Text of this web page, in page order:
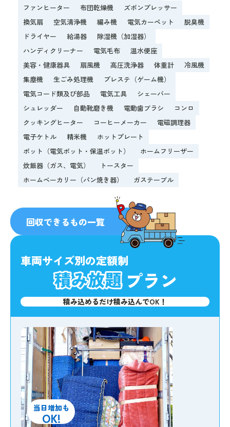
ファンヒーター
布団乾燥機
ズボンプレッサー
換気扇
空気清浄機 編み機 電気カーペット
脱臭機
ドライヤー
給湯器
除湿機（加湿器）
ハンディクリーナー
電気毛布
温水便座
美容・健康器具
扇風機 高圧洗浄器 体重計
冷風機
集塵機
生ごみ処理機
プレステ（ゲーム機）
電気コード類及び部品
電気工具
シェーバー
シュレッダー
自動靴磨き機 電動歯ブラシ
コンロ
クッキングヒーター
コーヒーメーカー
電磁調理器
電子ケトル
精米機
ホットプレート
ポット（電気ポット・保温ポット）
ホームフリーザー
炊飯器（ガス、電気）
トースター
ホームベーカリー（パン焼き器）
ガステーブル
回収できるもの一覧
人気
No.1
車両サイズ別の定額制
プラン
積み込めるだけ積み込んでOK！
当日増加も
OK!